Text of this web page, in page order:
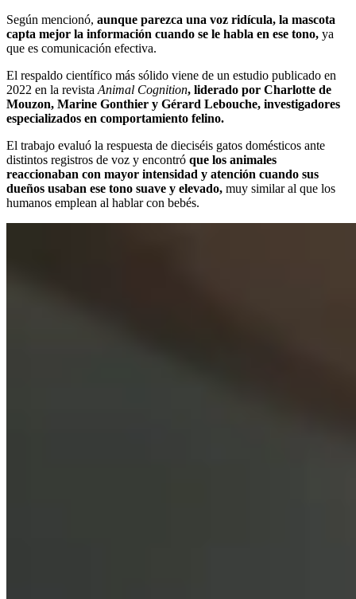
Según mencionó, aunque parezca una voz ridícula, la mascota
capta mejor la información cuando se le habla en ese tono, ya
que es comunicación efectiva.
El respaldo científico más sólido viene de un estudio publicado en
2022 en la revista Animal Cognition, liderado por Charlotte de
Mouzon, Marine Gonthier y Gérard Lebouche, investigadores
especializados en comportamiento felino.
El trabajo evaluó la respuesta de dieciséis gatos domésticos ante
distintos registros de voz y encontró que los animales
reaccionaban con mayor intensidad y atención cuando sus
dueños usaban ese tono suave y elevado, muy similar al que los
humanos emplean al hablar con bebés.